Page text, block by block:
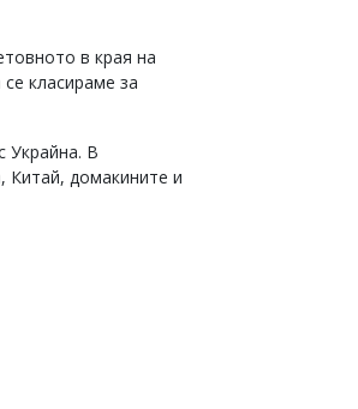
в края на
класираме за
Украйна. В
Китай, домакините и